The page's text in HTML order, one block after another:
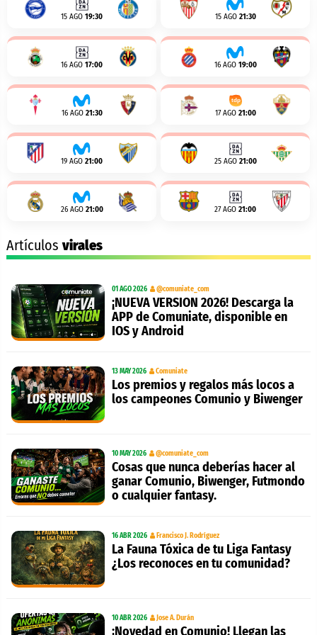
15 AGO 19:30 15 AGO 21:30
16 AGO 17:00 16 AGO 19:00
16 AGO 21:30 17 AGO 21:00
19 AGO 21:00 25 AGO 21:00
26 AGO 21:00 27 AGO 21:00
Artículosvirales
01 AGO 2026 @comuniate_com
¡NUEVA VERSION 2026! Descarga la
APP de Comuniate, disponible en
IOS y Android
13 MAY 2026 Comuniate
Los premios y regalos más locos a
los campeones Comunio y Biwenger
10 MAY 2026 @comuniate_com
Cosas que nunca deberías hacer al
ganar Comunio, Biwenger, Futmondo
o cualquier fantasy.
16 ABR 2026 Francisco J. Rodríguez
La Fauna Tóxica de tu Liga Fantasy
¿Los reconoces en tu comunidad?
10 ABR 2026 Jose A. Durán
¡Novedad en Comunio! Llegan las